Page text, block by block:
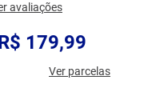
avaliações
179,99
Ver parcelas